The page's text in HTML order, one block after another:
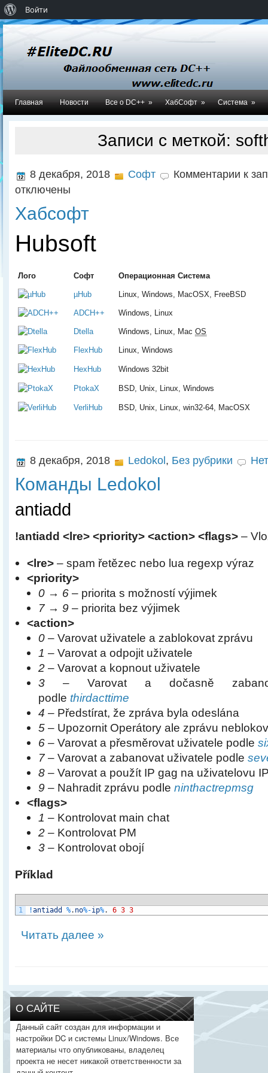
Главная Новости Все о DC++ » ХабСофт » Система »
Записи с меткой:
8 декабря, 2018 Софт Комментарии к
отключены
Хабсофт
Hubsoft
Лого Софт Операционная Система
µHub Linux, Windows, MacOSX, FreeBSD
ADCH++ Windows, Linux
Dtella Windows, Linux, Mac OS
FlexHub Linux, Windows
HexHub Windows 32bit
PtokaX BSD, Unix, Linux, Windows
VerliHub BSD, Unix, Linux, win32-64, MacOSX
8 декабря, 2018 Ledokol, Без рубрики
Команды Ledokol
antiadd
!antiadd <lre> <priority> <action> <flags> –
<lre>– spam řetězec nebo lua regexp výraz
<priority>
0 → 6 – priorita s možností výjimek
7 → 9 – priorita bez výjimek
<action>
0 – Varovat uživatele a zablokovat zprávu
1 – Varovat a odpojit uživatele
2 – Varovat a kopnout uživatele
3 – Varovat a dočasně
podle thirdacttime
4 – Předstírat, že zpráva byla odeslána
5 – Upozornit Operátory ale zprávu
6 – Varovat a přesměrovat uživatele podle
7 – Varovat a zabanovat uživatele podle
8 – Varovat a použít IP gag na uživatelovu
9 – Nahradit zprávu podle ninthactrepmsg
<flags>
1 – Kontrolovat main chat
2 – Kontrolovat PM
3 – Kontrolovat obojí
Příklad
1 !antiadd %. no%-ip%. 6 3 3
Читать далее »
О САЙТЕ
Данный сайт создан для информации и
настройки DC и системы Linux/Windows. Все
материалы что опубликованы, владелец
проекта не несет никакой ответственности за
Войти